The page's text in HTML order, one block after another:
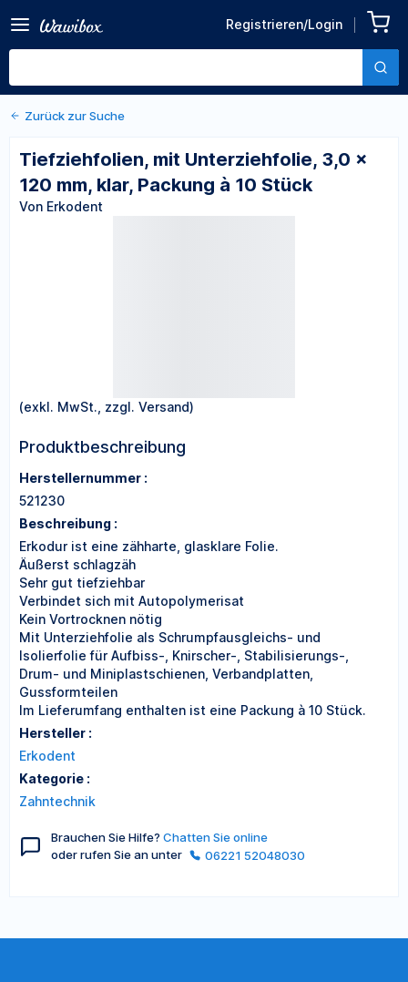
Registrieren/Login
Unterziehfolie, 3,0 x 120
mm, klar, Packung à 10
Von Erkodent
Zurück zu den Produktdetails
Zurück zur Suche
Tiefziehfolien, mit Unterziehfolie, 3,0 x
120 mm, klar, Packung à 10 Stück
Von Erkodent
(exkl. MwSt., zzgl. Versand)
Produktbeschreibung
Herstellernummer :
521230
Beschreibung :
Erkodur ist eine zähharte, glasklare Folie.
Äußerst schlagzäh
Sehr gut tiefziehbar
Verbindet sich mit Autopolymerisat
Kein Vortrocknen nötig
Mit Unterziehfolie als Schrumpfausgleichs- und
Isolierfolie für Aufbiss-, Knirscher-, Stabilisierungs-,
Drum- und Miniplastschienen, Verbandplatten,
Gussformteilen
Im Lieferumfang enthalten ist eine Packung à 10 Stück.
Hersteller :
Erkodent
Kategorie :
Zahntechnik
Brauchen Sie Hilfe? Chatten Sie online
oder rufen Sie an unter
06221 52048030